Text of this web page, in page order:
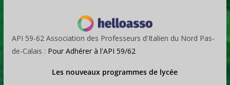
API 59-62 Association des Professeurs d'Italien du Nord Pas-
de-Calais : Pour Adhérer à l'API 59/62
Les nouveaux programmes de lycée